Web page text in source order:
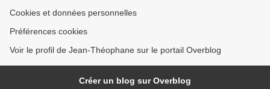
Cookies et données personnelles
Préférences cookies
Voir le profil de Jean-Théophane sur le portail Overblog
Créer un blog sur Overblog